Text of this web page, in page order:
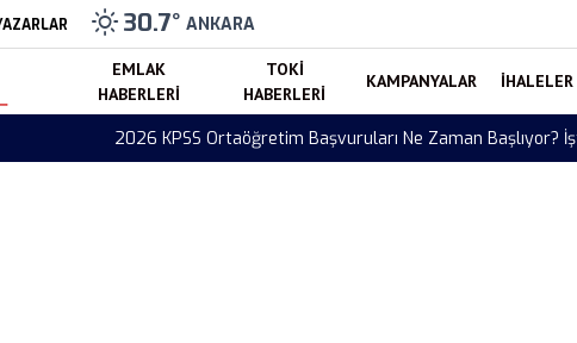
30.7° ANKARA
EMLAK
HABERLERI
TOKI
HABERLERI
KAMPANYALAR İHALELER
Başvuruları Ne Zaman Başlıyor? İşte Başvuru ve Sınav Takvimi